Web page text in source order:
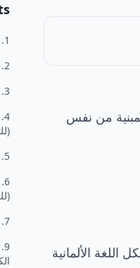
من نفس
الألمانية
1. ما هي عائلة الكلمات الألمانية؟
2. عائلة الكلمات 1: lernen (للتعلم)
3. عائلة الكلمات 2: شريبن (للكتابة)
5. عائلة الكلمات 4: هيلفين (للمساعدة)
7. عائلة الكلمات 6: باوين (للبناء)